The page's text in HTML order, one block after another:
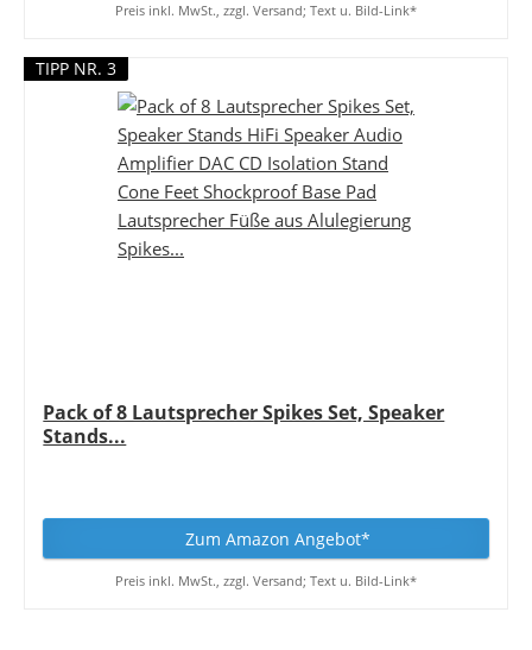
Preis inkl. MwSt., zzgl. Versand; Text u. Bild-Link*
TIPP NR. 3
Pack of 8 Lautsprecher Spikes Set, Speaker
Stands...
Zum Amazon Angebot*
Preis inkl. MwSt., zzgl. Versand; Text u. Bild-Link*